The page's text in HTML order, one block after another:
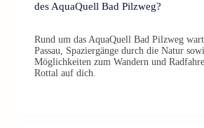
des AquaQuell Bad Pilzweg?
Rund um das AquaQuell Bad Pilzweg
Passau, Spaziergänge durch die Natur
Möglichkeiten zum Wandern und
Rottal auf dich.